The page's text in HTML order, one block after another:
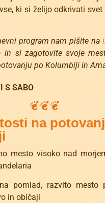
ki si želijo odkrivati
program nam pišite na
in si zagotovite svoje
po Kolumbiji in
S SABO
na
mesto visoko nad
pomlad, razvito mesto
in običaji